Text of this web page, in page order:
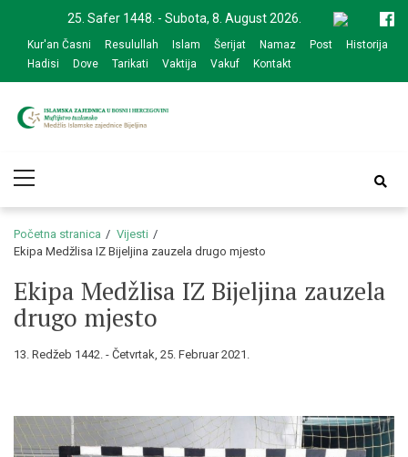
navigation
content
25. Safer 1448. - Subota, 8. August 2026.
Kur'an Časni Resulullah Islam Šerijat Namaz Post
Historija
Hadisi
Dove Tarikati Vaktija Vakuf Kontakt
zajednice Bijeljina
Menu
Početna stranica
Vijesti
Ekipa Medžlisa IZ Bijeljina zauzela drugo mjesto
Ekipa Medžlisa IZ Bijeljina zauzela
drugo mjesto
13. Redžeb 1442. - Četvrtak, 25. Februar 2021.